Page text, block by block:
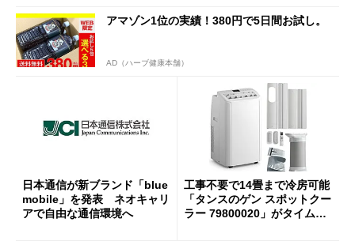
アマゾン1位の実績！380円で5日間お試し。
AD（ハーブ健康本舗）
日本通信が新ブランド「blue
mobile」を発表 ネオキャリ
アで自由な通信環境へ
工事不要で14畳まで冷房可能
「タンスのゲン スポットクー
ラー 79800020」がタイムセ